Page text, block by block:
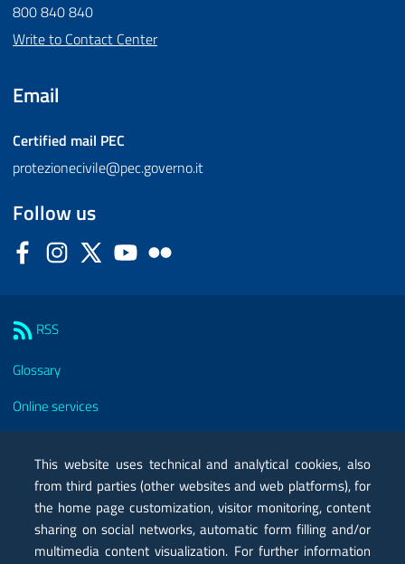
800 840 840
Write to Contact Center
Email
Certified mail PEC
protezionecivile@pec.governo.it
Follow us
FacebookInstagram
Twitter YouTube
RSS
Glossary
Online services
Certified mail PEC
Privacy
Legal notes
This website uses technical and analytical cookies, also
from third parties (other websites and web platforms), for
the home page customization, visitor monitoring, content
sharing on social networks, automatic form filling and/or
multimedia content visualization. For further information